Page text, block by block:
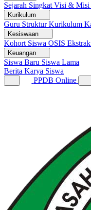
Sejarah Singkat Visi & Misi
Kurikulum
Guru Struktur Kurikulum
Kesiswaan
Kohort Siswa OSIS
Keuangan
Siswa Baru Siswa Lama
Berita Karya Siswa
PPDB Online